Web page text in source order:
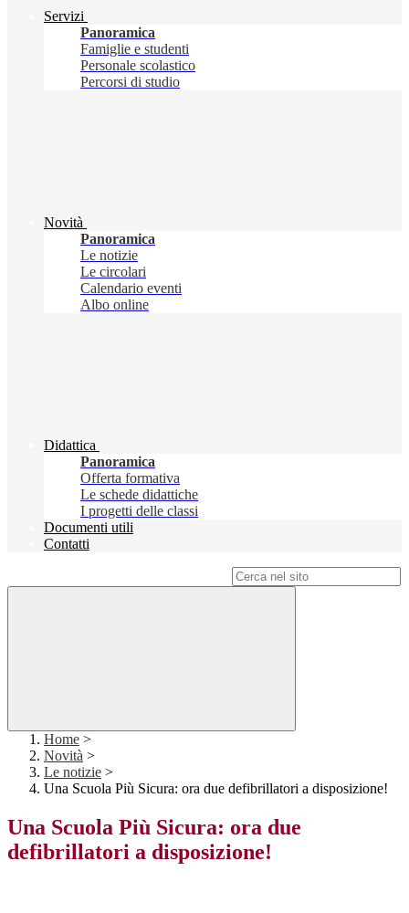
Servizi
Panoramica
Famiglie e studenti
Personale scolastico
Percorsi di studio
Novità
Panoramica
Le notizie
Le circolari
Calendario eventi
Albo online
Didattica
Panoramica
Offerta formativa
Le schede didattiche
I progetti delle classi
Documenti utili
Contatti
Home >
Novità >
Le notizie >
Una Scuola Più Sicura: ora due defibrillatori a disposizione!
Una Scuola Più Sicura: ora due
defibrillatori a disposizione!